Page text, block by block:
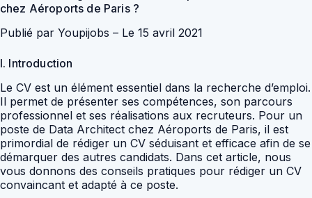
chez Aéroports de Paris ?
Publié par Youpijobs – Le 15 avril 2021
I. Introduction
Le CV est un élément essentiel dans la recherche d’emploi.
Il permet de présenter ses compétences, son parcours
professionnel et ses réalisations aux recruteurs. Pour un
poste de Data Architect chez Aéroports de Paris, il est
primordial de rédiger un CV séduisant et efficace afin de se
démarquer des autres candidats. Dans cet article, nous
vous donnons des conseils pratiques pour rédiger un CV
convaincant et adapté à ce poste.